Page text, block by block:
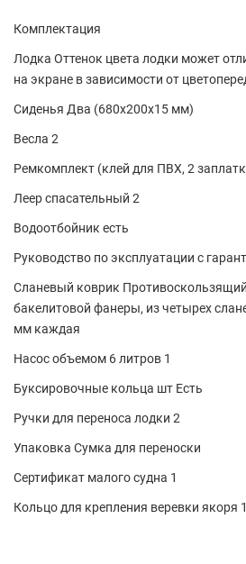
Комплектация
Лодка Оттенок цвета лодки может
на экране в зависимости от
Сиденья Два (680х200х15 мм)
Весла 2
Ремкомплект (клей для ПВХ, 2
Леер спасательный 2
Водоотбойник есть
Руководство по эксплуатации с
Сланевый коврик
бакелитовой фанеры, из четырех
мм каждая
Насос объемом 6 литров 1
Буксировочные кольца шт Есть
Ручки для переноса лодки 2
Упаковка Сумка для переноски
Сертификат малого судна 1
Кольцо для крепления веревки якоря 1